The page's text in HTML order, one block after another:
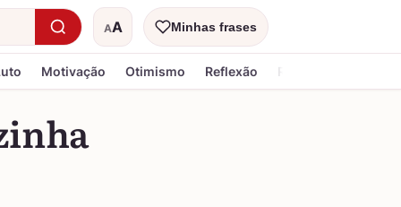
AA
Tamanho do textoMinhas frases
Motivação Otimismo Reflexão Religiosa